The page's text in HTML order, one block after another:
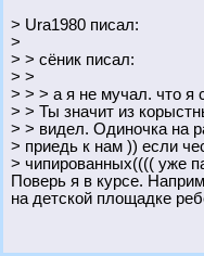
> Ura1980 писал:
>
> > сёник писал:
> >
> > > а я не мучал. что я
> > Ты значит из
> > видел. Одиночка на
> приедь к нам )) если
> чипированных(((( уже
Поверь я в курсе.
на детской площадке